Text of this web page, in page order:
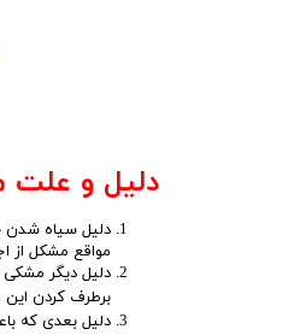
دلیل و علت
مواقع مشکل از
دلیل دیگر
برطرف کردن این
دلیل بعدی که